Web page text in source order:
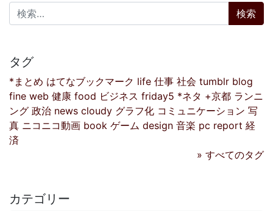
検索:
タグ
*まとめ はてなブックマーク life 仕事 社会 tumblr blog
fine web 健康 food ビジネス friday5 *ネタ +京都 ランニ
ング 政治 news cloudy グラフ化 コミュニケーション 写
真 ニコニコ動画 book ゲーム design 音楽 pc report 経
済
» すべてのタグ
カテゴリー